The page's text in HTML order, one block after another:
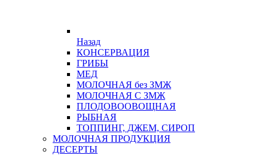
Назад
КОНСЕРВАЦИЯ
ГРИБЫ
МЕД
МОЛОЧНАЯ без ЗМЖ
МОЛОЧНАЯ С ЗМЖ
ПЛОДОВООВОЩНАЯ
РЫБНАЯ
ТОППИНГ, ДЖЕМ, СИРОП
МОЛОЧНАЯ ПРОДУКЦИЯ
ДЕСЕРТЫ